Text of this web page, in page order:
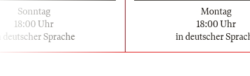
Sonntag
18:00 Uhr
deutscher Sprache
Montag
18:00 Uhr
in deutscher